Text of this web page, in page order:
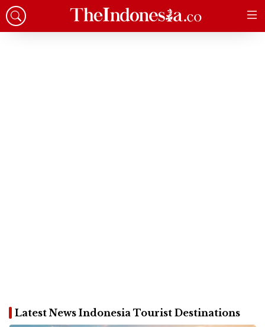
Latest News Indonesia Tourist Destinations